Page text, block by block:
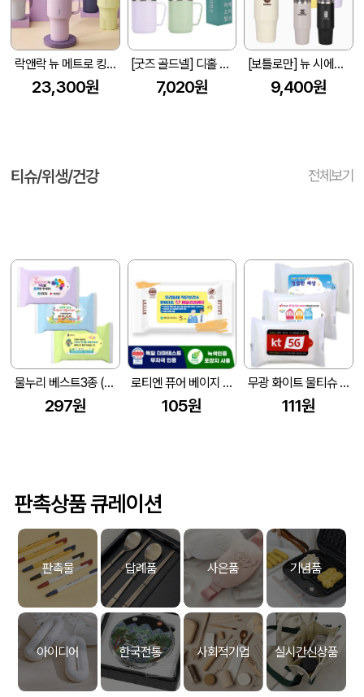
락앤락 뉴 메트로 킹 텀블러 820ml
23,300원
[굿즈 골드넬] 디홀 이중구조 스텐 머그 450ml
7,020원
[보틀로만] 뉴 시에나 텀블러 900ml
9,400원
티슈/위생/건강 전체보기
물누리 베스트3종 (무광) 물티슈 25매/30매/35매
297원
로티엔 퓨어 베이지 전용 라벨형 물티슈 (10매) (150X90mm(±5mm))
105원
무광 화이트 물티슈 (10매/15매/20매) (150*90mm)
111원
판촉상품 큐레이션
판촉물 답례품 사은품 기념품
아이디어 한국전통 사회적기업 실시간신상품